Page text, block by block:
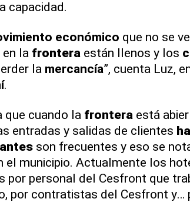
capacidad.
económico que no se
la frontera están llenos y los
la mercancía”, cuenta Luz,
.
que cuando la frontera está
entradas y salidas de clientes
son frecuentes y eso se
el municipio. Actualmente los
por personal del Cesfront que
por contratistas del Cesfront y…